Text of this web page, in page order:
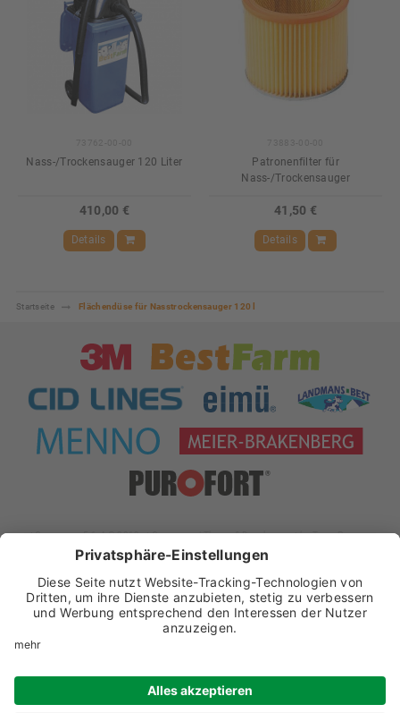
Nass-/Trockensauger 120 Liter
410,00 €
Details
Patronenfilter für
Nass-/Trockensauger
41,50 €
Details
Startseite Flächendüse für Nasstrockensauger 120 l
xt:Commerce 5.1.4 © 2019 xt:Commerce| Theme & Development byTeam Progress
Impressum
Datenschutz
Widerrufsbelehrung
Batteriehinweis